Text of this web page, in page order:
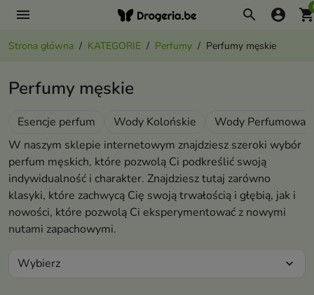
menu search account_circle
Strona główna KATEGORIE Perfumy Perfumy męskie
Perfumy męskie
Esencje perfum Wody Kolońskie
Wody
W naszym sklepie internetowym znajdziesz szeroki wybór
perfum męskich, które pozwolą Ci podkreślić swoją
indywidualność i charakter. Znajdziesz tutaj zarówno
klasyki, które zachwycą Cię swoją trwałością i głębią, jak i
nowości, które pozwolą Ci eksperymentować z nowymi
nutami zapachowymi.
Wybierz expand_more